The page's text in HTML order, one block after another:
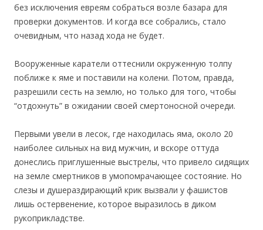
без исключения евреям собраться возле базара для
проверки документов. И когда все собрались, стало
очевидным, что назад хода не будет.
Вооруженные каратели оттеснили окруженную толпу
поближе к яме и поставили на колени. Потом, правда,
разрешили сесть на землю, но только для того, чтобы
“отдохнуть” в ожидании своей смертоносной очереди.
Первыми увели в лесок, где находилась яма, около 20
наиболее сильных на вид мужчин, и вскоре оттуда
донеслись приглушенные выстрелы, что привело сидящих
на земле смертников в умопомрачающее состояние. Но
слезы и душераздирающий крик вызвали у фашистов
лишь остервенение, которое выразилось в диком
рукоприкладстве.